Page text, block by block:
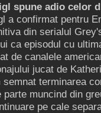
spune adio celor
a confirmat pentru
din serialul
ca episodul cu
de canalele
jucat de
terminarea
muncind din
pe cale